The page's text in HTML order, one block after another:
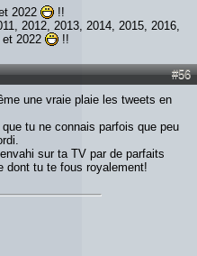
2022
!!
2012, 2013, 2014, 2015, 2016,
2022
!!
#56
une vraie plaie les tweets en
tu ne connais parfois que peu
sur ta TV par de parfaits
dont tu te fous royalement!